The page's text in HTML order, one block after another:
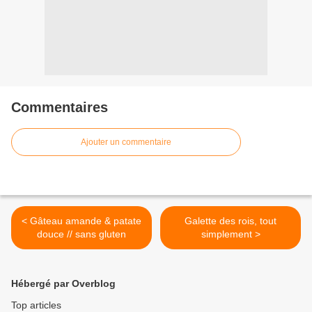
Commentaires
Ajouter un commentaire
< Gâteau amande & patate
douce // sans gluten
Galette des rois, tout
simplement >
Hébergé par Overblog
Top articles